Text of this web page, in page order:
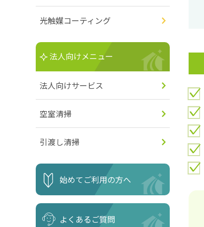
光触媒コーティング
法人向けメニュー
法人向けサービス
空室清掃
引渡し清掃
始めてご利用の方へ
よくあるご質問